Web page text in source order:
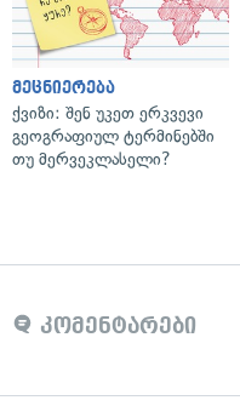
მეცნიერება
ქვიზი: შენ უკეთ ერკვევი
გეოგრაფიულ ტერმინებში
თუ მერვეკლასელი?
კომენტარები